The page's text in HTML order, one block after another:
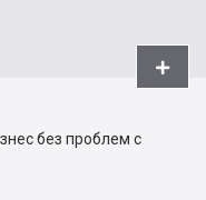
без проблем с